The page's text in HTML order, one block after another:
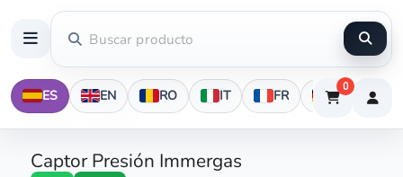
ES EN RO IT FR DE
0
Captor Presión Immergas